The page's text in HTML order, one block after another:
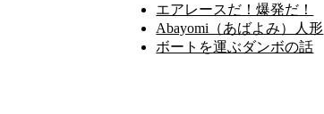
エアレースだ！爆発だ！
Abayomi（あばよみ）人形
ボートを運ぶダンボの話